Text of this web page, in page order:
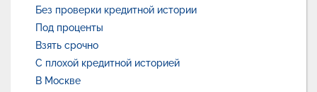
Без проверки кредитной истории
Под проценты
Взять срочно
С плохой кредитной историей
В Москве